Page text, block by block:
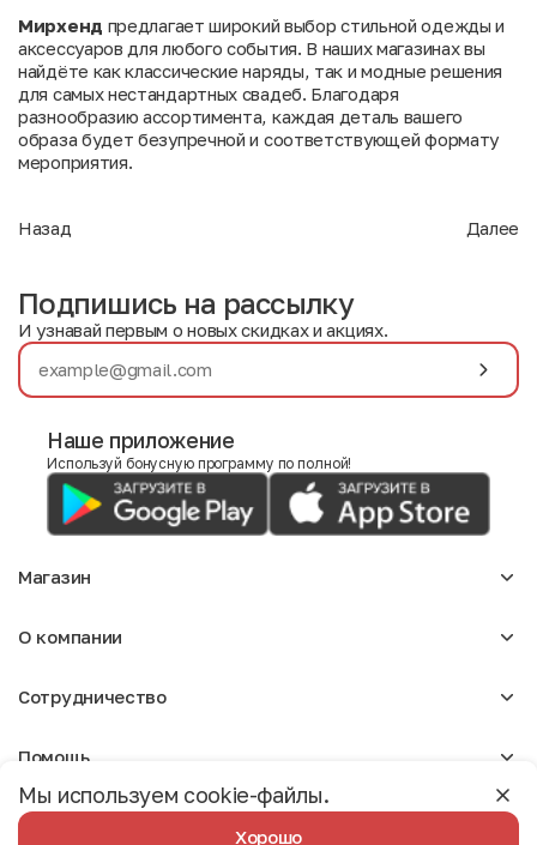
Мирхенд предлагает широкий выбор стильной одежды и
аксессуаров для любого события. В наших магазинах вы
найдёте как классические наряды, так и модные решения
для самых нестандартных свадеб. Благодаря
разнообразию ассортимента, каждая деталь вашего
образа будет безупречной и соответствующей формату
мероприятия.
Назад Далее
Мы используем cookie-файлы.
Хорошо
Москва
Подпишись на рассылку
И узнавай первым о новых скидках и акциях.
Наше приложение
Используй бонусную программу по полной!
Магазин
Для девочек
Мужское
О компании
Отзывы
Сотрудничество
Арендодателям
Реклама
Помощь
Доставка и оплата
Условия возврата
Бонусная программа
Условия пользования